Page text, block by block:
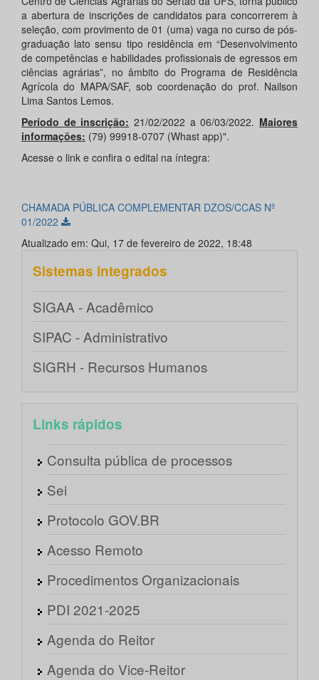
a abertura de inscrições de candidatos para concorrerem à
seleção, com provimento de 01 (uma) vaga no curso de pós-
graduação lato sensu tipo residência em “Desenvolvimento
de competências e habilidades profissionais de egressos em
ciências agrárias”, no âmbito do Programa de Residência
Agrícola do MAPA/SAF, sob coordenação do prof. Nailson
Lima Santos Lemos.
Período de inscrição: 21/02/2022 a 06/03/2022. Maiores
informações: (79) 99918-0707 (Whast app)".
Acesse o link e confira o edital na íntegra:
CHAMADA PÚBLICA COMPLEMENTAR DZOS/CCAS Nº
01/2022
Atualizado em: Qui, 17 de fevereiro de 2022, 18:48
Sistemas integrados
SIGAA - Acadêmico
SIPAC - Administrativo
SIGRH - Recursos Humanos
Links rápidos
Consulta pública de processos
Sei
Protocolo GOV.BR
Acesso Remoto
Procedimentos Organizacionais
PDI 2021-2025
Agenda do Reitor
Agenda do Vice-Reitor